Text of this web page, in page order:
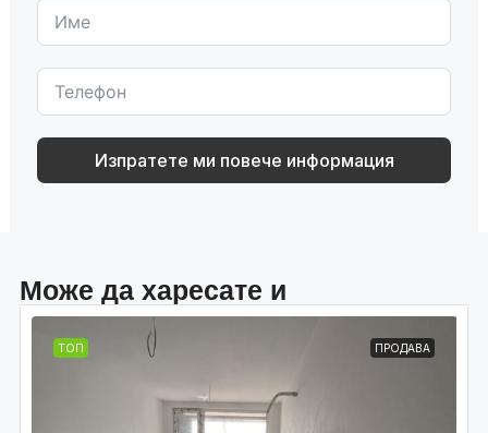
Изпратете ми повече информация
Може да харесате и
ТОП ПРОДАВА